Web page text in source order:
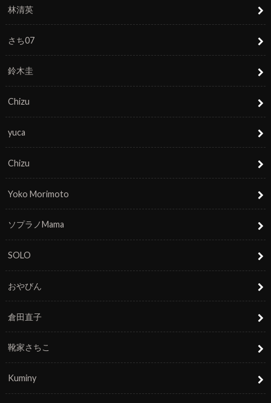
林清英
さち07
鈴木圭
Chizu
yuca
Chizu
Yoko Morimoto
ソプラノMama
SOLO
おやびん
倉田直子
靴家さちこ
Kuminy